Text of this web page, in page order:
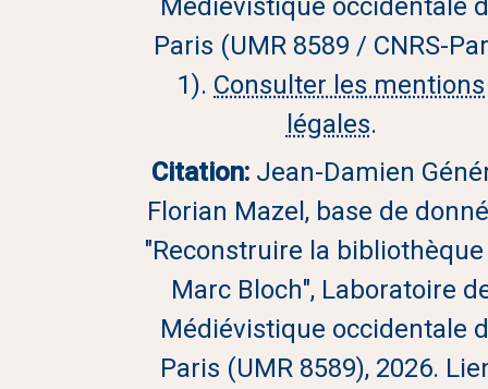
Médiévistique occidentale
Paris (UMR 8589 / CNRS-
1). Consulter les mentions
légales.
Citation: Jean-Damien
Florian Mazel, base de
"Reconstruire la
Marc Bloch", Laboratoire
Médiévistique occidentale
Paris (UMR 8589), 2026.